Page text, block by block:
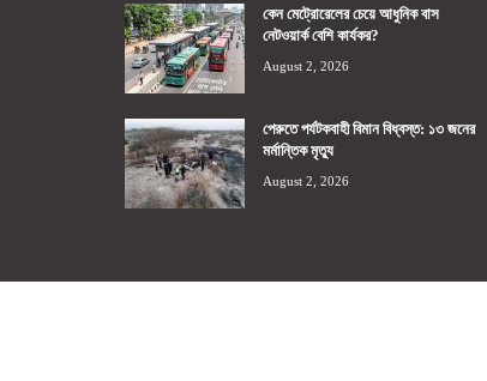
কেন মেট্রোরেলের চেয়ে আধুনিক বাস
নেটওয়ার্ক বেশি কার্যকর?
August 2, 2026
পেরুতে পর্যটকবাহী বিমান বিধ্বস্ত: ১৩ জনের
মর্মান্তিক মৃত্যু
August 2, 2026